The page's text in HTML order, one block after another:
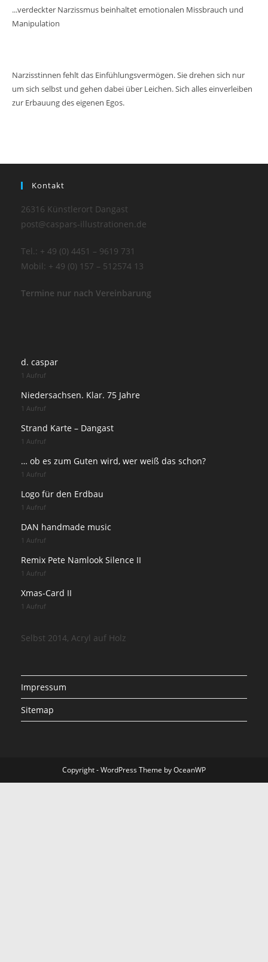
...verdeckter Narzissmus beinhaltet emotionalen Missbrauch und
Manipulation
Narzisstinnen fehlt das Einfühlungsvermögen. Sie drehen sich nur
um sich selbst und gehen dabei über Leichen. Sich alles einverleiben
zur Erbauung des eigenen Egos.
Kontakt
26316 Künstlerort Dangast
post@caspars-illustrationen.de
Tel.: + 49 (0) 4451 – 9619 731
Mobil: + 49 (0) 157 – 512574 13
Termine nur nach Vereinbarung
d. caspar
1 Aufruf
Niedersachsen. Klar. 75 Jahre
1 Aufruf
Strand Karte – Dangast
1 Aufruf
… ob es zum Guten wird, wer weiß das schon?
1 Aufruf
Logo für den Erdbau
1 Aufruf
DAN handmade music
1 Aufruf
Remix Pete Namlook Silence II
1 Aufruf
Xmas-Card II
1 Aufruf
Selbst 2014, Acryl auf Holz
Impressum
Sitemap
Copyright - WordPress Theme by OceanWP